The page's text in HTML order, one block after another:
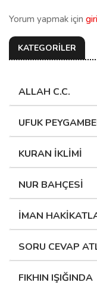
Yorum yapmak için
KATEGORİLER
ALLAH C.C.
UFUK
KURAN İKLİMİ
NUR BAHÇESİ
İMAN
SORU CEVAP
FIKHIN IŞIĞINDA